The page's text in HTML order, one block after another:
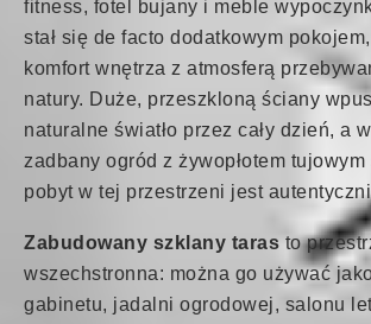
fitness, fotel bujany i meble
stał się de facto dodatkowym
komfort wnętrza z atmosferą
natury. Duże, przeszkloną ściany
naturalne światło przez cały dzień, a
zadbany ogród z żywopłotem
pobyt w tej przestrzeni jest
Zabudowany szklany taras to
wszechstronna: można go używać
gabinetu, jadalni ogrodowej, salonu